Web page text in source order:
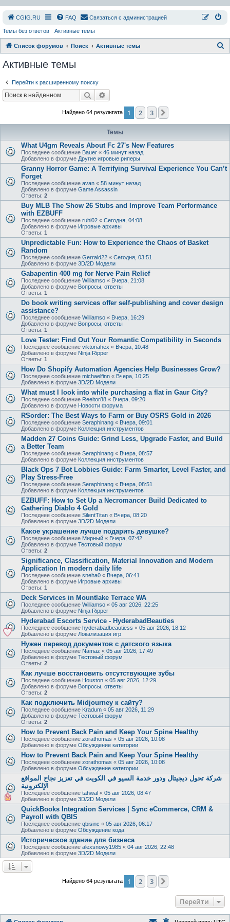
СGIG.RU FAQ Связаться с администрацией
Темы без ответов Активные темы
Список форумов Поиск Активные темы
Активные темы
Перейти к расширенному поиску
Поиск
Найдено 64 результата 1 2 3
Темы
What U4gm Reveals About Fc 27's New Features
Последнее сообщение Bauer « 46 минут назад
Добавлено в форуме Другие игровые риперы
Granny Horror Game: A Terrifying Survival Experience You Can’t
Forget
Последнее сообщение avan « 58 минут назад
Добавлено в форуме Game Assassin
Ответы: 2
Buy MLB The Show 26 Stubs and Improve Team Performance
with EZBUFF
Последнее сообщение ruhi02 « Сегодня, 04:08
Добавлено в форуме Игровые архивы
Ответы: 1
Unpredictable Fun: How to Experience the Chaos of Basket
Random
Последнее сообщение Gerrald22 « Сегодня, 03:51
Добавлено в форуме 3D/2D Модели
Gabapentin 400 mg for Nerve Pain Relief
Последнее сообщение Williamso « Вчера, 21:08
Добавлено в форуме Вопросы, ответы
Ответы: 1
Do book writing services offer self-publishing and cover design
assistance?
Последнее сообщение Williamso « Вчера, 16:29
Добавлено в форуме Вопросы, ответы
Ответы: 1
Love Tester: Find Out Your Romantic Compatibility in Seconds
Последнее сообщение viktoriahex « Вчера, 10:48
Добавлено в форуме Ninja Ripper
Ответы: 1
How Do Shopify Automation Agencies Help Businesses Grow?
Последнее сообщение michaelfinn « Вчера, 10:25
Добавлено в форуме 3D/2D Модели
What must I look into while purchasing a flat in Gaur City?
Последнее сообщение Reeltor88 « Вчера, 09:20
Добавлено в форуме Новости форума
RSorder: The Best Ways to Farm or Buy OSRS Gold in 2026
Последнее сообщение Seraphinang « Вчера, 09:01
Добавлено в форуме Коллекция инструментов
Madden 27 Coins Guide: Grind Less, Upgrade Faster, and Build
a Better Team
Последнее сообщение Seraphinang « Вчера, 08:57
Добавлено в форуме Коллекция инструментов
Black Ops 7 Bot Lobbies Guide: Farm Smarter, Level Faster, and
Play Stress-Free
Последнее сообщение Seraphinang « Вчера, 08:51
Добавлено в форуме Коллекция инструментов
EZBUFF: How to Set Up a Necromancer Build Dedicated to
Gathering Diablo 4 Gold
Последнее сообщение SilentTitan « Вчера, 08:20
Добавлено в форуме 3D/2D Модели
Какое украшение лучше подарить девушке?
Последнее сообщение Мирный « Вчера, 07:42
Добавлено в форуме Тестовый форум
Ответы: 2
Significance, Classification, Material Innovation and Modern
Application In modern daily life
Последнее сообщение sneha0 « Вчера, 06:41
Добавлено в форуме Игровые архивы
Ответы: 1
Deck Services in Mountlake Terrace WA
Последнее сообщение Williamso « 05 авг 2026, 22:25
Добавлено в форуме Ninja Ripper
Hyderabad Escorts Service - HyderabadBeauties
Последнее сообщение hyderabadbeautiess « 05 авг 2026, 18:12
Добавлено в форуме Локализация игр
Нужен перевод документов с датского языка
Последнее сообщение Namaz « 05 авг 2026, 17:49
Добавлено в форуме Тестовый форум
Ответы: 2
Как лучше восстановить отсутствующие зубы
Последнее сообщение Houston « 05 авг 2026, 12:29
Добавлено в форуме Вопросы, ответы
Ответы: 2
Как подключить Midjourney к сайту?
Последнее сообщение Kradum « 05 авг 2026, 11:29
Добавлено в форуме Тестовый форум
Ответы: 2
How to Prevent Back Pain and Keep Your Spine Healthy
Последнее сообщение zorathomas « 05 авг 2026, 10:08
Добавлено в форуме Обсуждение категории
How to Prevent Back Pain and Keep Your Spine Healthy
Последнее сообщение zorathomas « 05 авг 2026, 10:08
Добавлено в форуме Обсуждение категории
شركة تحول ديجيتال ودور خدمة السيو في الكويت في تعزيز نجاح المواقع
الإلكترونية
Последнее сообщение tahwal « 05 авг 2026, 08:47
Добавлено в форуме 3D/2D Модели
QuickBooks Integration Services | Sync eCommerce, CRM &
Payroll with QBIS
Последнее сообщение qbisinc « 05 авг 2026, 06:17
Добавлено в форуме Обсуждение кода
Историческое здание для бизнеса
Последнее сообщение alexsnowy1985 « 04 авг 2026, 22:48
Добавлено в форуме 3D/2D Модели
Найдено 64 результата 1 2 3
Перейти